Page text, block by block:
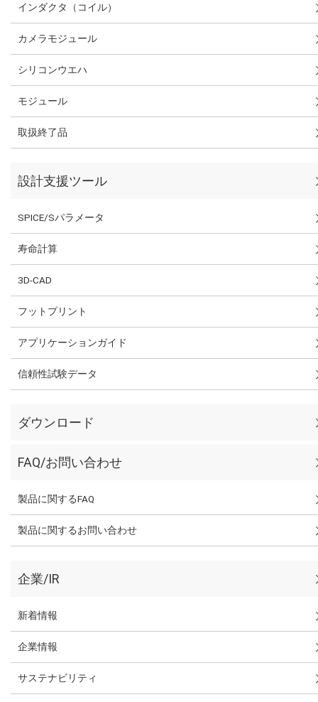
インダクタ（コイル）
カメラモジュール
シリコンウエハ
モジュール
取扱終了品
設計支援ツール
SPICE/Sパラメータ
寿命計算
3D-CAD
フットプリント
アプリケーションガイド
信頼性試験データ
ダウンロード
FAQ/お問い合わせ
製品に関するFAQ
製品に関するお問い合わせ
企業/IR
新着情報
企業情報
サステナビリティ